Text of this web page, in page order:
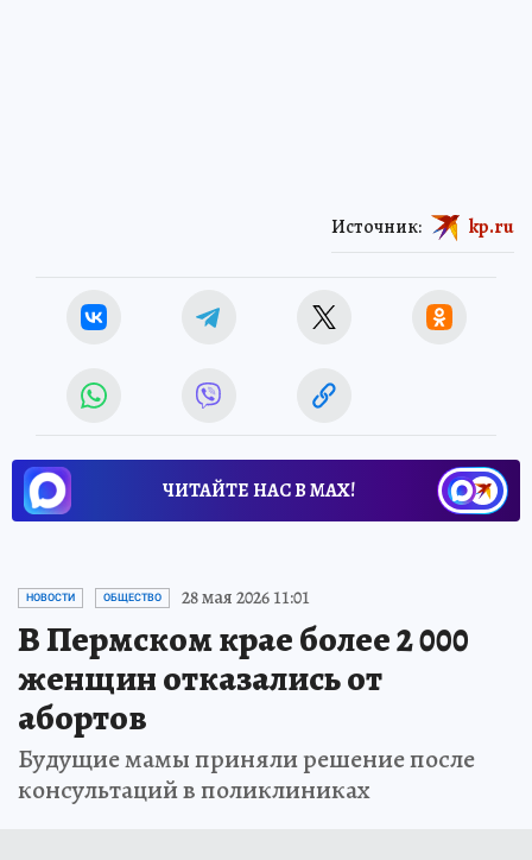
Источник: kp.ru
ЧИТАЙТЕ НАС В МАХ!
НОВОСТИ ОБЩЕСТВО 28 мая 2026 11:01
В Пермском крае более 2 000
женщин отказались от
абортов
Будущие мамы приняли решение после
консультаций в поликлиниках